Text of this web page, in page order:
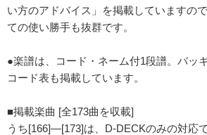
い方のアドバイス」を掲載していますの
ての使い勝手も抜群です。
●楽譜は、コード・ネーム付1段譜。バッ
コード表も掲載しています。
■掲載楽曲 [全173曲を収載]
うち[166]―[173]は、D-DECKのみの対応で